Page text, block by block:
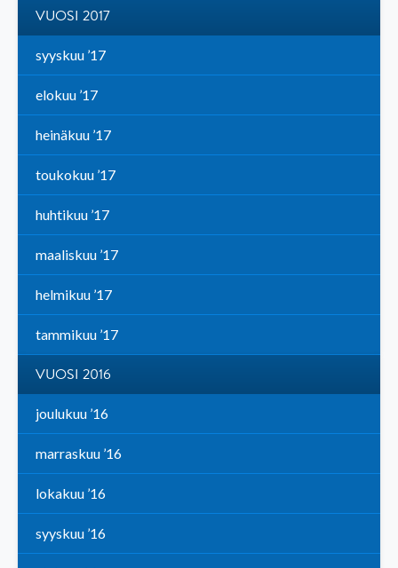
VUOSI 2017
syyskuu ’17
elokuu ’17
heinäkuu ’17
toukokuu ’17
huhtikuu ’17
maaliskuu ’17
helmikuu ’17
tammikuu ’17
VUOSI 2016
joulukuu ’16
marraskuu ’16
lokakuu ’16
syyskuu ’16